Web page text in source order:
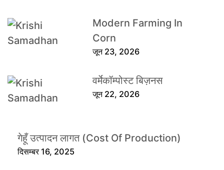
Modern Farming In
Corn
जून 23, 2026
वर्मेकॉम्पोस्ट बिज़नस
जून 22, 2026
गेहूँ उत्पादन लागत (Cost Of Production)
दिसम्बर 16, 2025